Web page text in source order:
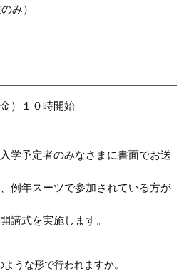
み）
）１０時開始
学予定者のみなさまに書面でお送
例年スーツで参加されている方が
講式を実施します。
うな形で行われますか。